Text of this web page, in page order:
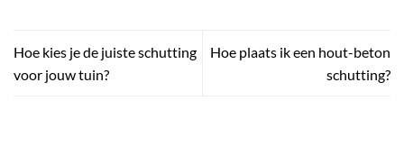
Hoe kies je de juiste schutting
voor jouw tuin?
Hoe plaats ik een hout-beton
schutting?